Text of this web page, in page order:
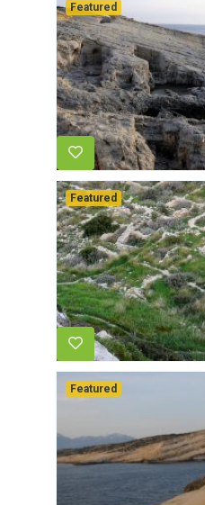
Featured
Featured
Featured